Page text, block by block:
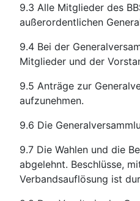
9.3 Alle Mitglieder des
außerordentlichen
9.4 Bei der
Mitglieder und der
9.5 Anträge zur
aufzunehmen.
9.6 Die
9.7 Die Wahlen und die
abgelehnt. Beschlüsse,
Verbandsauflösung ist